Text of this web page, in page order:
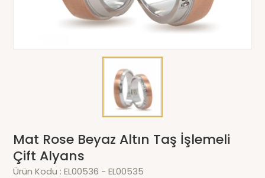
Mat Rose Beyaz Altın Taş İşlemeli
Çift Alyans
Ürün Kodu :EL00536 - EL00535